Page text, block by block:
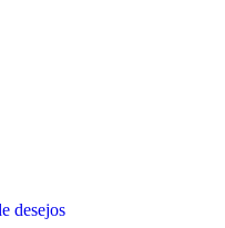
desejos